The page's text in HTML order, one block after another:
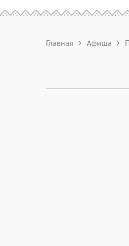
Главная Афиша